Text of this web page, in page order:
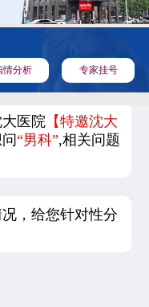
情分析 专家挂号
医院 【特邀沈大
问“男科”,相关问题
，给您针对性分